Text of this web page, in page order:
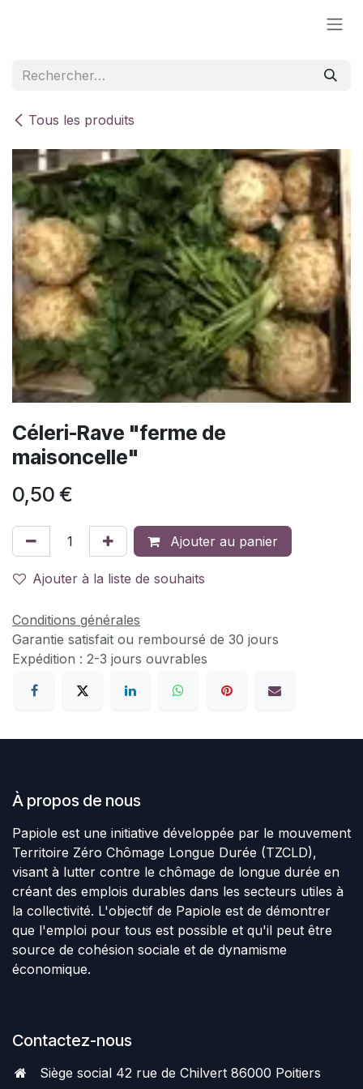
Tous les produits
Céleri-Rave "ferme de
maisoncelle"
0,50 €
Ajouter au panier
Ajouter à la liste de souhaits
Conditions générales
Garantie satisfait ou remboursé de 30 jours
Expédition : 2-3 jours ouvrables
À propos de nous
Papiole est une initiative développée par le mouvement
Territoire Zéro Chômage Longue Durée (TZCLD),
visant à lutter contre le chômage de longue durée en
créant des emplois durables dans les secteurs utiles à
la collectivité. L'objectif de Papiole est de démontrer
que l'emploi pour tous est possible et qu'il peut être
source de cohésion sociale et de dynamisme
économique.
Contactez-nous
Siège social 42 rue de Chilvert 86000 Poitiers